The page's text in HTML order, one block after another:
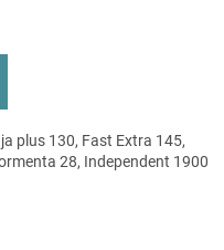
plus 130, Fast Extra 145,
28, Independent 1900